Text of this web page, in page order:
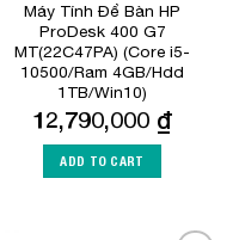
Máy Tính Để Bàn HP
ProDesk 400 G7
MT(22C47PA) (Core i5-
10500/Ram 4GB/Hdd
1TB/Win10)
12,790,000 ₫
ADD TO CART